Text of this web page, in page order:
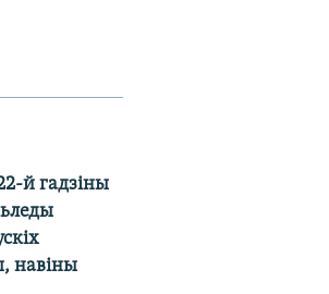
й гадзіны
навіны